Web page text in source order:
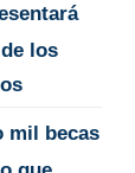
los
mil becas